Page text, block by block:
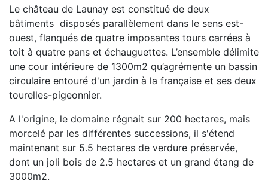
Le château de Launay est constitué de deux
bâtiments disposés parallèlement dans le sens est-
ouest, flanqués de quatre imposantes tours carrées à
toit à quatre pans et échauguettes. L’ensemble délimite
une cour intérieure de 1300m2 qu’agrémente un bassin
circulaire entouré d'un jardin à la française et ses deux
tourelles-pigeonnier.
A l'origine, le domaine régnait sur 200 hectares, mais
morcelé par les différentes successions, il s'étend
maintenant sur 5.5 hectares de verdure préservée,
dont un joli bois de 2.5 hectares et un grand étang de
3000m2.